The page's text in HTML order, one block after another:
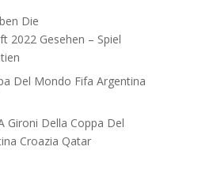
Die
2022 Gesehen – Spiel
Del Mondo Fifa Argentina
Gironi Della Coppa Del
Croazia Qatar